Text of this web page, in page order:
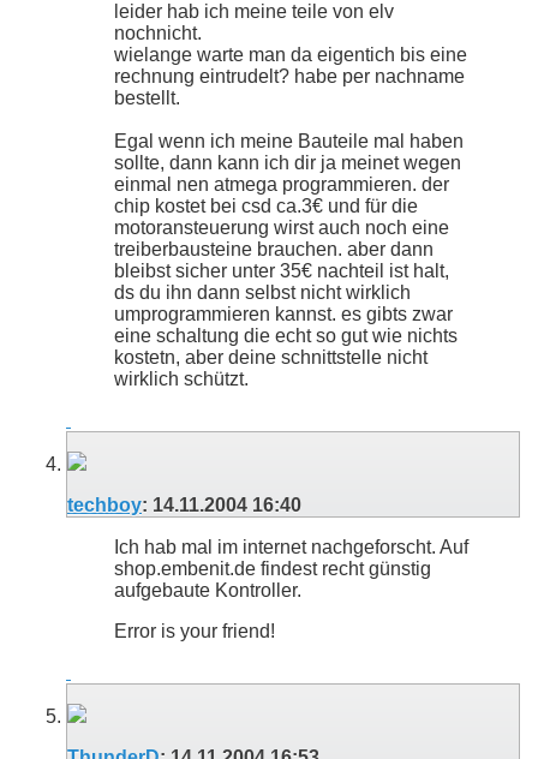
leider hab ich meine teile von elv
nochnicht.
wielange warte man da eigentich bis eine
rechnung eintrudelt? habe per nachname
bestellt.
Egal wenn ich meine Bauteile mal haben
sollte, dann kann ich dir ja meinet wegen
einmal nen atmega programmieren. der
chip kostet bei csd ca.3€ und für die
motoransteuerung wirst auch noch eine
treiberbausteine brauchen. aber dann
bleibst sicher unter 35€ nachteil ist halt,
ds du ihn dann selbst nicht wirklich
umprogrammieren kannst. es gibts zwar
eine schaltung die echt so gut wie nichts
kostetn, aber deine schnittstelle nicht
wirklich schützt.
techboy: 14.11.2004 16:40
Ich hab mal im internet nachgeforscht. Auf
shop.embenit.de findest recht günstig
aufgebaute Kontroller.
Error is your friend!